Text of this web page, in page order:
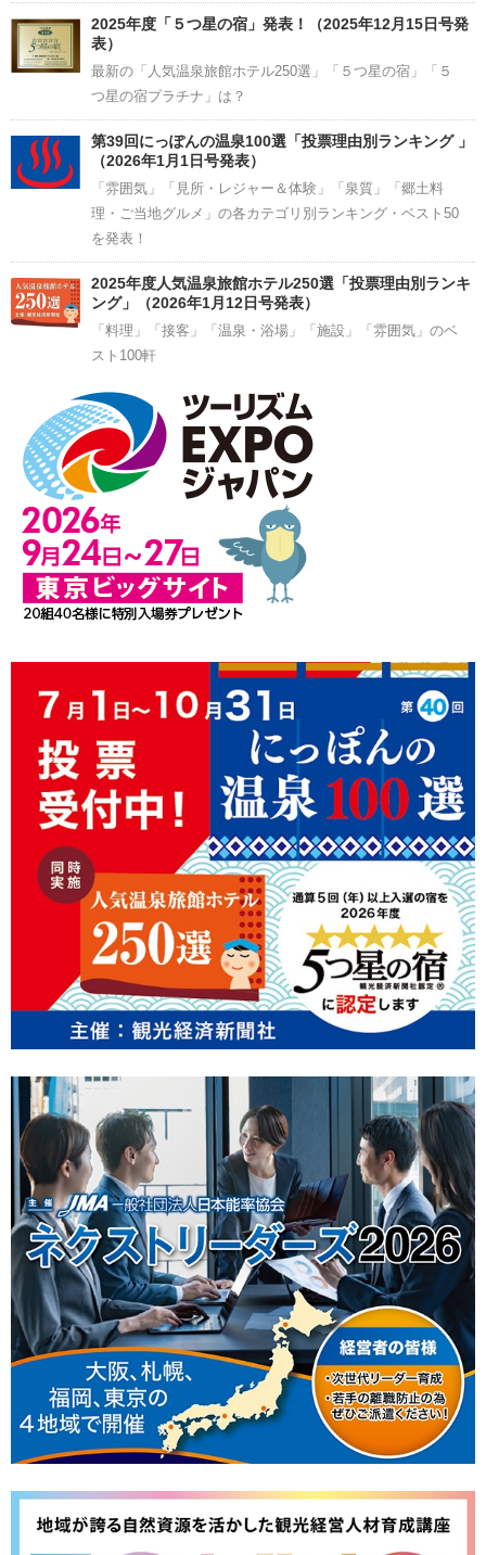
2025年度「５つ星の宿」発表！（2025年12月15日号発
表）
最新の「人気温泉旅館ホテル250選」「５つ星の宿」「５
つ星の宿プラチナ」は？
第39回にっぽんの温泉100選「投票理由別ランキング 」
（2026年1月1日号発表）
「雰囲気」「見所・レジャー＆体験」「泉質」「郷土料
理・ご当地グルメ」の各カテゴリ別ランキング・ベスト50
を発表！
2025年度人気温泉旅館ホテル250選「投票理由別ランキ
ング」（2026年1月12日号発表）
「料理」「接客」「温泉・浴場」「施設」「雰囲気」のベ
スト100軒